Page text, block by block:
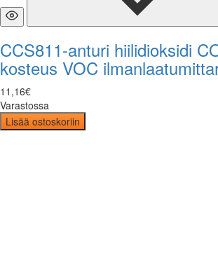
CCS811-anturi hiilidioksidi
kosteus VOC
11 ,16€
Varastossa
Lisää ostoskoriin